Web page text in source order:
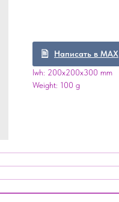
Написать в MAX
lwh: 200x200x300 mm
Weight: 100 g